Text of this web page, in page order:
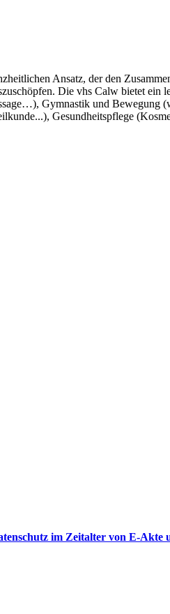
Ansatz, der den
Die vhs Calw bietet
Gymnastik und
Gesundheitspflege
im Zeitalter von E-Akte